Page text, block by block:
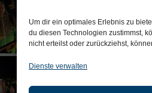
Um dir ein optimales Erlebnis zu
du diesen Technologien zustimmst,
nicht erteilst oder zurückziehst,
Dienste verwalten